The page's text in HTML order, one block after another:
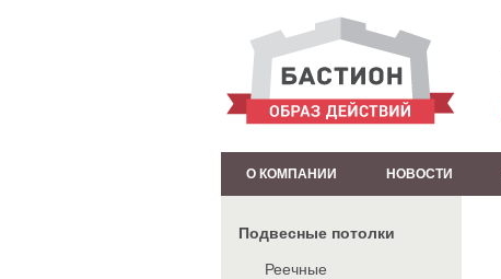
О КОМПАНИИ НОВОСТИ
Подвесные потолки
Реечные